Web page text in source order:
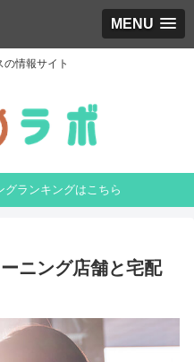
MENU
情報サイト
グランキングはこちら
ニング店舗と宅配